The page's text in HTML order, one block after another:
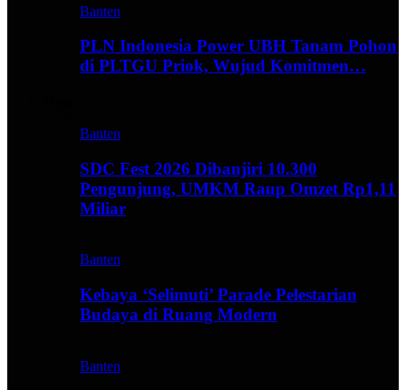
Banten
PLN Indonesia Power UBH Tanam Pohon
di PLTGU Priok, Wujud Komitmen…
Banten
SDC Fest 2026 Dibanjiri 10.300
Pengunjung, UMKM Raup Omzet Rp1,11
Miliar
Banten
Kebaya ‘Selimuti’ Parade Pelestarian
Budaya di Ruang Modern
Banten